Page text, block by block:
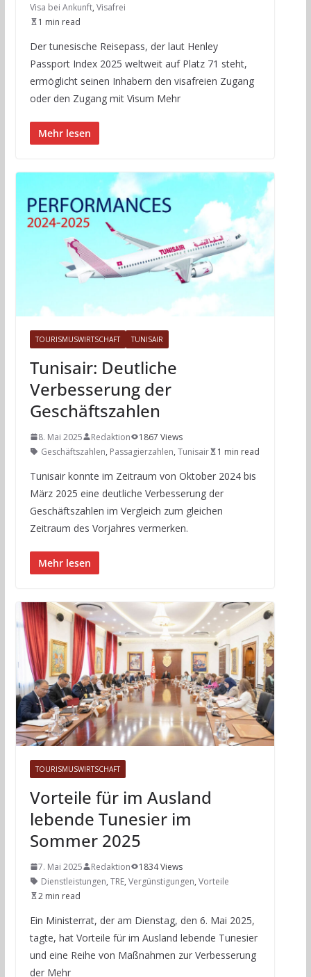
Visa bei Ankunft, Visafrei
1 min read
Der tunesische Reisepass, der laut Henley
Passport Index 2025 weltweit auf Platz 71 steht,
ermöglicht seinen Inhabern den visafreien Zugang
oder den Zugang mit Visum Mehr
Mehr lesen
TOURISMUSWIRTSCHAFT TUNISAIR
Tunisair: Deutliche
Verbesserung der
Geschäftszahlen
8. Mai 2025 Redaktion
1867 Views
Geschäftszahlen, Passagierzahlen, Tunisair 1 min read
Tunisair konnte im Zeitraum von Oktober 2024 bis
März 2025 eine deutliche Verbesserung der
Geschäftszahlen im Vergleich zum gleichen
Zeitraum des Vorjahres vermerken.
Mehr lesen
TOURISMUSWIRTSCHAFT
Vorteile für im Ausland
lebende Tunesier im
Sommer 2025
7. Mai 2025 Redaktion
1834 Views
Dienstleistungen, TRE, Vergünstigungen, Vorteile
2 min read
Ein Ministerrat, der am Dienstag, den 6. Mai 2025,
tagte, hat Vorteile für im Ausland lebende Tunesier
und eine Reihe von Maßnahmen zur Verbesserung
der Mehr